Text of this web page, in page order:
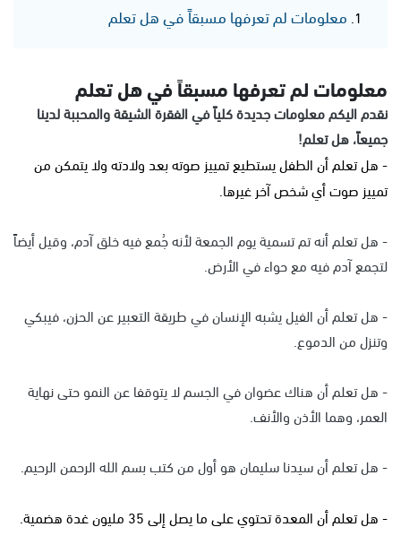
معلومات لم تعرفها مسبقاً في هل تعلم
معلومات لم تعرفها مسبقاً في هل تعلم
نقدم اليكم معلومات جديدة كلياً في الفقرة الشيقة والمحببة لدينا
جميعاً، هل تعلم!
- هل تعلم أن الطفل يستطيع تمييز صوته بعد ولادته ولا يتمكن من
تمييز صوت أي شخص آخر غيرها.
- هل تعلم أنه تم تسمية يوم الجمعة لأنه جُمع فيه خلق آدم، وقيل أيضاً
لتجمع آدم فيه مع حواء في الأرض.
- هل تعلم أن الفيل يشبه الإنسان في طريقة التعبير عن الحزن، فيبكي
وتنزل من الدموع.
- هل تعلم أن هناك عضوان في الجسم لا يتوقفا عن النمو حتى نهاية
العمر، وهما الأذن والأنف.
- هل تعلم أن سيدنا سليمان هو أول من كتب بسم الله الرحمن الرحيم.
- هل تعلم أن المعدة تحتوي على ما يصل إلى 35 مليون غدة هضمية.